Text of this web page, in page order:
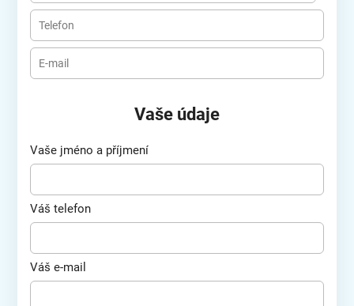
Vaše údaje
Vaše jméno a příjmení
Váš telefon
Váš e-mail